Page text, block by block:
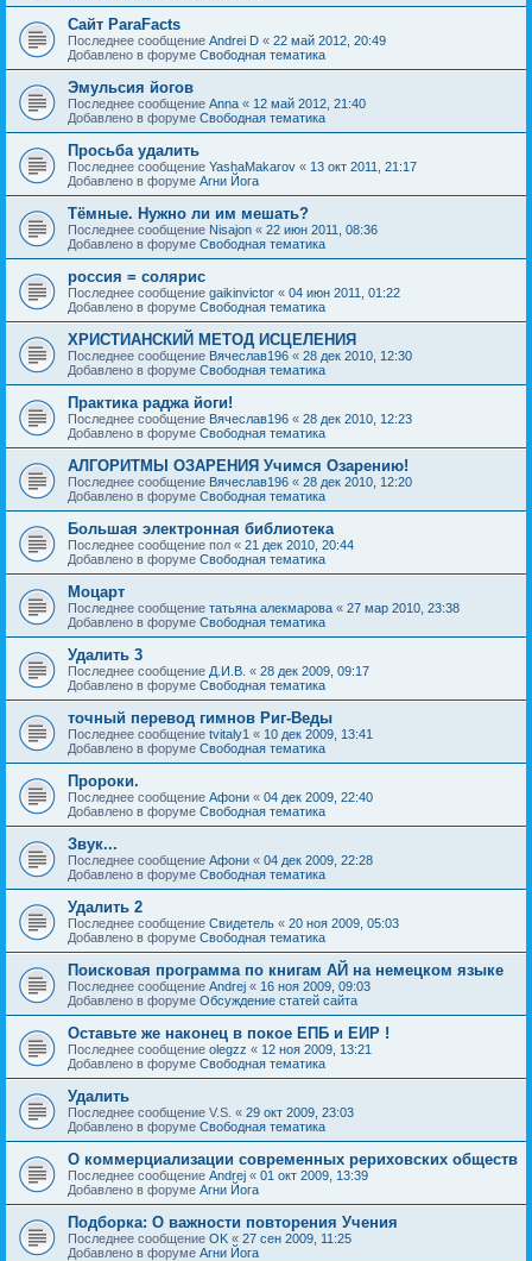
Сайт ParaFacts
Последнее сообщение Andrei D « 22 май 2012, 20:49
Добавлено в форуме Свободная тематика
Эмульсия йогов
Последнее сообщение Anna « 12 май 2012, 21:40
Добавлено в форуме Свободная тематика
Просьба удалить
Последнее сообщение YashaMakarov « 13 окт 2011, 21:17
Добавлено в форуме Агни Йога
Тёмные. Нужно ли им мешать?
Последнее сообщение Nisajon « 22 июн 2011, 08:36
Добавлено в форуме Свободная тематика
россия = солярис
Последнее сообщение gaikinvictor « 04 июн 2011, 01:22
Добавлено в форуме Свободная тематика
ХРИСТИАНСКИЙ МЕТОД ИСЦЕЛЕНИЯ
Последнее сообщение Вячеслав196 « 28 дек 2010, 12:30
Добавлено в форуме Свободная тематика
Практика раджа йоги!
Последнее сообщение Вячеслав196 « 28 дек 2010, 12:23
Добавлено в форуме Свободная тематика
АЛГОРИТМЫ ОЗАРЕНИЯ Учимся Озарению!
Последнее сообщение Вячеслав196 « 28 дек 2010, 12:20
Добавлено в форуме Свободная тематика
Большая электронная библиотека
Последнее сообщение пол « 21 дек 2010, 20:44
Добавлено в форуме Свободная тематика
Моцарт
Последнее сообщение татьяна алекмарова « 27 мар 2010, 23:38
Добавлено в форуме Свободная тематика
Удалить 3
Последнее сообщение Д.И.В. « 28 дек 2009, 09:17
Добавлено в форуме Свободная тематика
точный перевод гимнов Риг-Веды
Последнее сообщение tvitaly1 « 10 дек 2009, 13:41
Добавлено в форуме Свободная тематика
Пророки.
Последнее сообщение Афони « 04 дек 2009, 22:40
Добавлено в форуме Свободная тематика
Звук...
Последнее сообщение Афони « 04 дек 2009, 22:28
Добавлено в форуме Свободная тематика
Удалить 2
Последнее сообщение Свидетель « 20 ноя 2009, 05:03
Добавлено в форуме Свободная тематика
Поисковая программа по книгам АЙ на немецком языке
Последнее сообщение Andrej « 16 ноя 2009, 09:03
Добавлено в форуме Обсуждение статей сайта
Оставьте же наконец в покое ЕПБ и ЕИР !
Последнее сообщение olegzz « 12 ноя 2009, 13:21
Добавлено в форуме Свободная тематика
Удалить
Последнее сообщение V.S. « 29 окт 2009, 23:03
Добавлено в форуме Свободная тематика
О коммерциализации современных рериховских обществ
Последнее сообщение Andrej « 01 окт 2009, 13:39
Добавлено в форуме Агни Йога
Подборка: О важности повторения Учения
Последнее сообщение OK « 27 сен 2009, 11:25
Добавлено в форуме Агни Йога